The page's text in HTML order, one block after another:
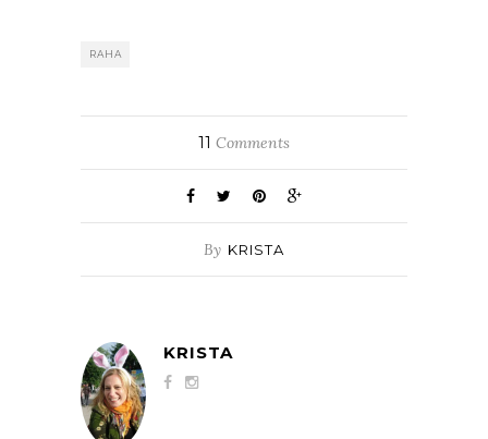
RAHA
11 Comments
By KRISTA
KRISTA